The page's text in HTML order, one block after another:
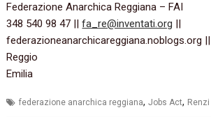
Federazione Anarchica Reggiana – FAI
348 540 98 47 ||fa_re@inventati.org ||
federazioneanarchicareggiana.noblogs.org
Reggio
Emilia
federazione anarchica reggiana,Jobs Act, Renzi